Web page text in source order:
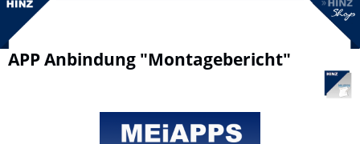
APP Anbindung "Montagebericht"